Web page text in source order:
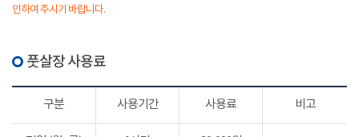
인하여 주시기 바랍니다.
풋살장 사용료
구분 사용기간 사용료 비고